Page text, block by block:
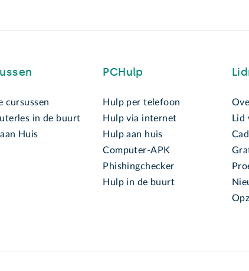
cursussen
in de buurt
Huis
PCHulp
Hulp per telefoon
Hulp via internet
Hulp aan huis
Computer-APK
Phishingchecker
Hulp in de buurt
Lid